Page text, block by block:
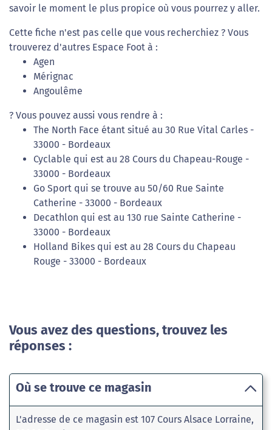
savoir le moment le plus propice où vous pourrez y aller.
Cette fiche n'est pas celle que vous recherchiez ? Vous
trouverez d'autres Espace Foot à :
Agen
Mérignac
Angoulême
? Vous pouvez aussi vous rendre à :
The North Face étant situé au 30 Rue Vital Carles -
33000 - Bordeaux
Cyclable qui est au 28 Cours du Chapeau-Rouge -
33000 - Bordeaux
Go Sport qui se trouve au 50/60 Rue Sainte
Catherine - 33000 - Bordeaux
Decathlon qui est au 130 rue Sainte Catherine -
33000 - Bordeaux
Holland Bikes qui est au 28 Cours du Chapeau
Rouge - 33000 - Bordeaux
Vous avez des questions, trouvez les
réponses :
Où se trouve ce magasin
L'adresse de ce magasin est 107 Cours Alsace Lorraine,